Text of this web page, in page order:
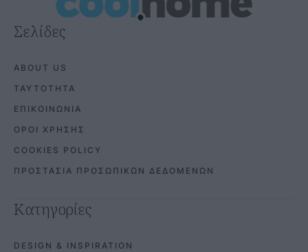
Σελίδες
ABOUT US
ΤΑΥΤΟΤΗΤΑ
ΕΠΙΚΟΙΝΩΝΙΑ
ΟΡΟΙ ΧΡΗΣΗΣ
COOKIES POLICY
ΠΡΟΣΤΑΣΙΑ ΠΡΟΣΩΠΙΚΩΝ ΔΕΔΟΜΕΝΩΝ
Κατηγορίες
DESIGN & INSPIRATION